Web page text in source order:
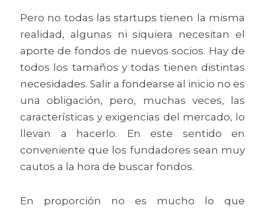
Pero no todas las startups tienen la misma
realidad, algunas ni siquiera necesitan el
aporte de fondos de nuevos socios. Hay de
todos los tamaños y todas tienen distintas
necesidades. Salir a fondearse al inicio no es
una obligación, pero, muchas veces, las
características y exigencias del mercado, lo
llevan a hacerlo. En este sentido en
conveniente que los fundadores sean muy
cautos a la hora de buscar fondos.
En proporción no es mucho lo que